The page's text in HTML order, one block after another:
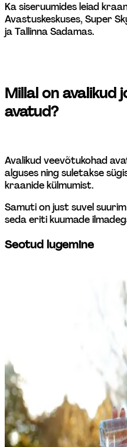
Ka siseruumides leiad
Avastuskeskuses, Super
ja Tallinna Sadamas.
Millal on avalikud
avatud?
Avalikud veevõtukohad
alguses ning suletakse
kraanide külmumist.
Samuti on just suvel
seda eriti kuumade
Seotud lugemine